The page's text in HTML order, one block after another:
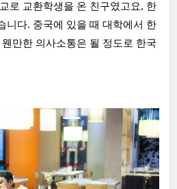
로 교환학생을 온 친구였고요, 한
니다. 중국에 있을 때 대학에서 한
만한 의사소통은 될 정도로 한국